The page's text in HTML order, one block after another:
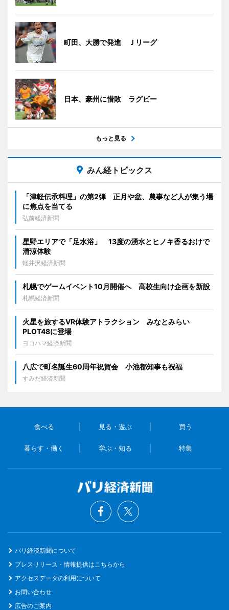
町田、大勝で発進 Ｊリーグ
日本、豪州に惜敗 ラグビー
もっと見る
みん経トピックス
「津軽伝承料理」の第2弾 正月や盆、農事など人が集う場
に焦点を当てる
弘前経済新聞
星野エリアで「足水浴」 13度の湧水とヒノキ香るおけで
清涼体験
軽井沢経済新聞
札幌でゲームイベント10月開催へ 高校生向け企画を新設
札幌経済新聞
火星を旅するVR体験アトラクション みなとみらい
PLOT48に登場
ヨコハマ経済新聞
八広で町名誕生60周年祝賀会 小池都知事も祝福
すみだ経済新聞
食べる 見る・遊ぶ 買う
暮らす・働く 学ぶ・知る 特集
バリ経済新聞について
プレスリリース・情報提供はこちらから
アクセスデータの利用について
お問い合わせ
広告のご案内